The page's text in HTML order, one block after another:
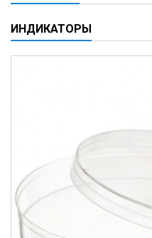
ИНДИКАТОРЫ